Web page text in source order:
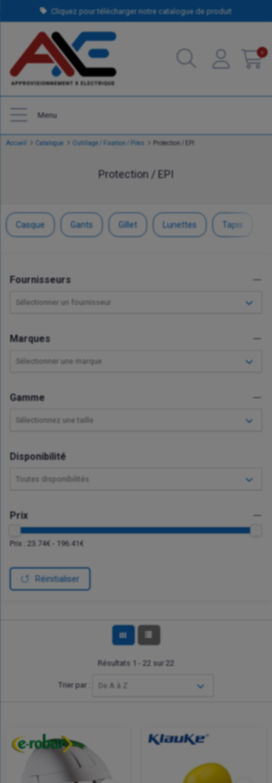
Cliquez pour télécharger notre catalogue de produit
0
Menu
Accueil Catalogue Outillage / Fixation / Piles Protection / EPI
Protection / EPI
Casque Gants Gillet Lunettes Tapis
Fournisseurs
Sélectionner un fournisseur
Marques
Sélectionner une marque
Gamme
Sélectionnez une taille
Disponibilité
Toutes disponibilités
Prix
Prix : 23.74€ - 196.41€
Réinitialiser
Résultats 1 - 22 sur 22
Trier par : De A à Z